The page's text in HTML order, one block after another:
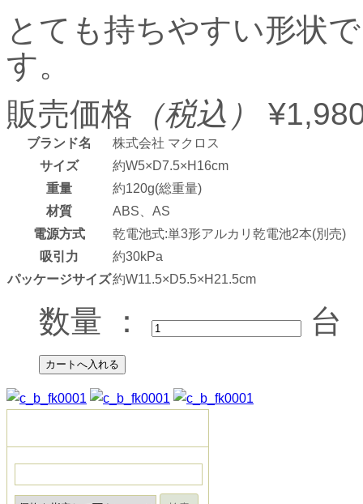
とても持ちやすい形状
す。
販売価格 （税込）
ブランド名
株式会社 マクロス
サイズ
約W5×D7.5×H16cm
重量
約120g(総重量)
材質
ABS、AS
電源方式
乾電池式:単3形アルカリ乾電池2本(別売)
吸引力
約30kPa
パッケージサイズ約W11.5×D5.5×H21.5cm
数量 ： 台